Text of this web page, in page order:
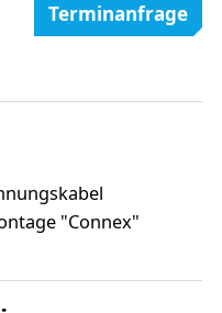
Terminanfrage
"Connex"